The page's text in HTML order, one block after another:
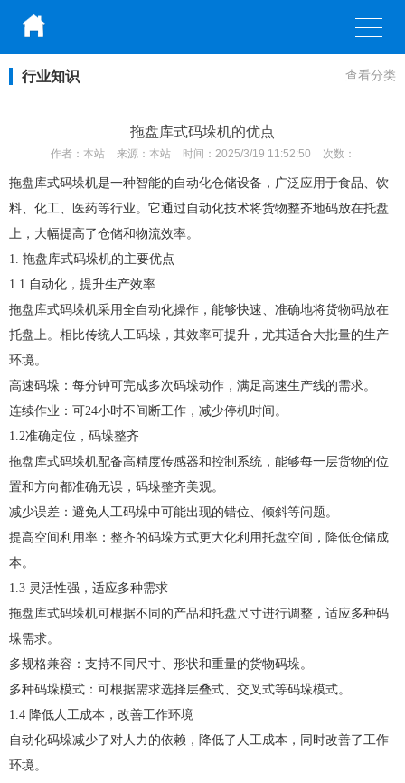
行业知识 查看分类
拖盘库式码垛机的优点
作者： 本站 来源： 本站 时间： 2025/3/19 11:52:50 次数：
拖盘库式码垛机是一种智能的自动化仓储设备，广泛应用于食品、饮
料、化工、医药等行业。它通过自动化技术将货物整齐地码放在托盘
上，大幅提高了仓储和物流效率。
1. 拖盘库式码垛机的主要优点
1.1 自动化，提升生产效率
拖盘库式码垛机采用全自动化操作，能够快速、准确地将货物码放在
托盘上。相比传统人工码垛，其效率可提升，尤其适合大批量的生产
环境。
高速码垛：每分钟可完成多次码垛动作，满足高速生产线的需求。
连续作业：可24小时不间断工作，减少停机时间。
1.2准确定位，码垛整齐
拖盘库式码垛机配备高精度传感器和控制系统，能够每一层货物的位
置和方向都准确无误，码垛整齐美观。
减少误差：避免人工码垛中可能出现的错位、倾斜等问题。
提高空间利用率：整齐的码垛方式更大化利用托盘空间，降低仓储成
本。
1.3 灵活性强，适应多种需求
拖盘库式码垛机可根据不同的产品和托盘尺寸进行调整，适应多种码
垛需求。
多规格兼容：支持不同尺寸、形状和重量的货物码垛。
多种码垛模式：可根据需求选择层叠式、交叉式等码垛模式。
1.4 降低人工成本，改善工作环境
自动化码垛减少了对人力的依赖，降低了人工成本，同时改善了工作
环境。